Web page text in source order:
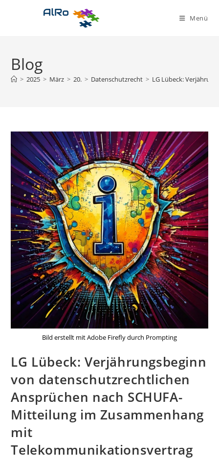
Menü
Blog
> 2025 > März > 20. > Datenschutzrecht > LG Lübeck:
Bild erstellt mit Adobe Firefly durch Prompting
LG Lübeck: Verjährungsbeginn
von datenschutzrechtlichen
Ansprüchen nach SCHUFA-
Mitteilung im Zusammenhang
mit
Telekommunikationsvertrag